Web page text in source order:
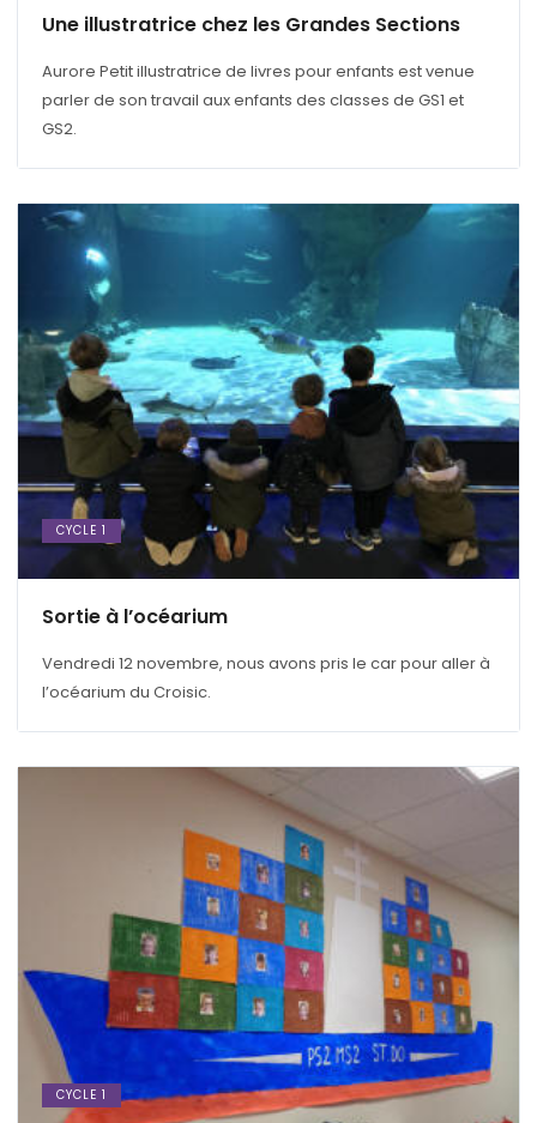
Une illustratrice chez les Grandes Sections
Aurore Petit illustratrice de livres pour enfants est venue
parler de son travail aux enfants des classes de GS1 et
GS2.
CYCLE 1
Sortie à l’océarium
Vendredi 12 novembre, nous avons pris le car pour aller à
l’océarium du Croisic.
CYCLE 1